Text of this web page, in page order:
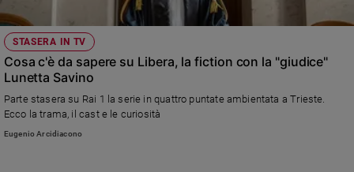
Podcast
Privacy
Policy
Chi
STASERA IN TV
Cosa c'è da sapere su Libera, la fiction con la "giudice"
Lunetta Savino
Parte stasera su Rai 1 la serie in quattro puntate ambientata a Trieste.
Ecco la trama, il cast e le curiosità
Eugenio Arcidiacono